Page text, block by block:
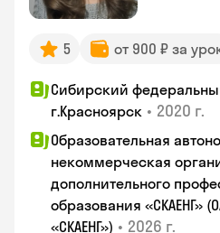
5 от 900 ₽ за
Сибирский
г.Красноярск • 2020 г.
Образовательная
некоммерческая
дополнительного
образования «СКАЕНГ»
«СКАЕНГ») • 2026 г.